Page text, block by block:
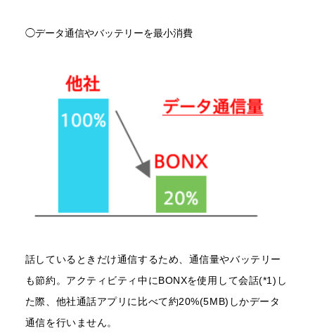
◯データ通信やバッテリーを最小消費
話しているときだけ通信するため、通信量やバッテリー
も節約。アクティビティ中にBONXを使用して会話(*1)し
た際、他社通話アプリに比べて約20%(5MB)しかデータ
通信を行いません。